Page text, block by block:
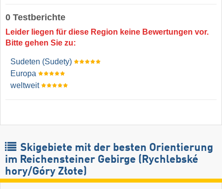
0 Testberichte
Leider liegen für diese Region keine Bewertungen vor.
Bitte gehen Sie zu:
Sudeten (Sudety)
Europa
weltweit
Skigebiete mit der besten Orientierung
im Reichensteiner Gebirge (Rychlebské
hory/​Góry Złote)